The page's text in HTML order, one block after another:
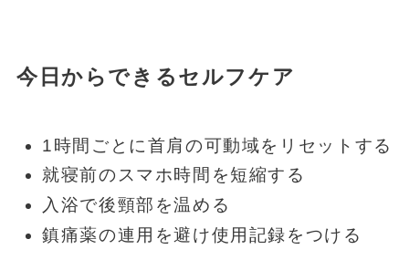
今日からできるセルフケア
1時間ごとに首肩の可動域をリセットする
就寝前のスマホ時間を短縮する
入浴で後頸部を温める
鎮痛薬の連用を避け使用記録をつける